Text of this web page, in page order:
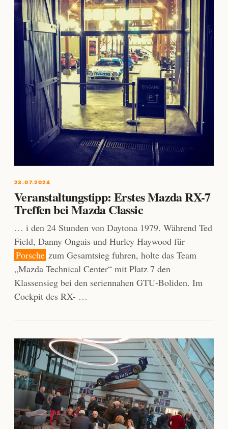
23.07.2024
Veranstaltungstipp: Erstes Mazda RX-7
Treffen bei Mazda Classic
… i den 24 Stunden von Daytona 1979. Während Ted
Field, Danny Ongais und Hurley Haywood für
Porsche zum Gesamtsieg fuhren, holte das Team
„Mazda Technical Center“ mit Platz 7 den
Klassensieg bei den seriennahen GTU-Boliden. Im
Cockpit des RX- …